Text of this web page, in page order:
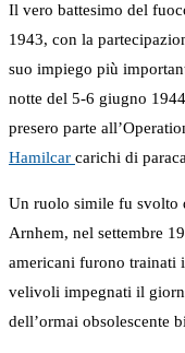
Il vero battesimo del
1943, con la
suo impiego più
notte del 5-6 giugno
presero parte
Hamilcar carichi di
Un ruolo simile fu svolto
Arnhem, nel settembre
americani furono trainati
velivoli impegnati il
dell’ormai obsolescente